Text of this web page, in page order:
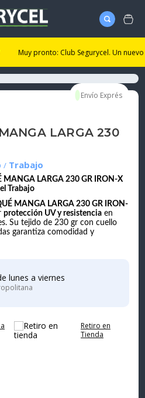
pronto: Club Segurycel. Un nuevo nivel
LARGA 230
Trabajo
MANGA LARGA 230 GR IRON-X
Trabajo
MANGA LARGA 230 GR IRON-
protección UV y resistencia en
Su tejido de 230 gr con cuello
garantiza comodidad y
lunes a viernes
Retiro en
Tienda